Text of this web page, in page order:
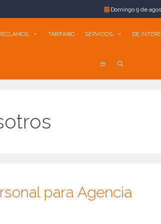
Domingo 9 de agosto de 2026 •
TARIFARIO SERVICIOS DE
para Agencia